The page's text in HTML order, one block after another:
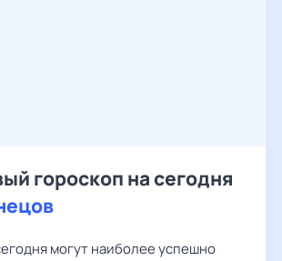
гороскоп на сегодня
могут наиболее успешно